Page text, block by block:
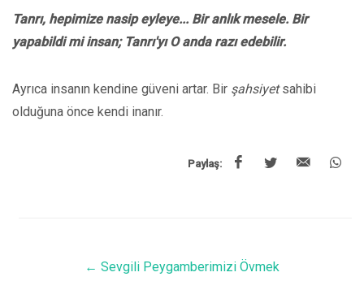
Tanrı, hepimize nasip eyleye... Bir anlık mesele. Bir
yapabildi mi insan; Tanrı'yı O anda razı edebilir.
Ayrıca insanın kendine güveni artar. Bir şahsiyetsahibi
olduğuna önce kendi inanır.
Paylaş:
← Sevgili Peygamberimizi Övmek